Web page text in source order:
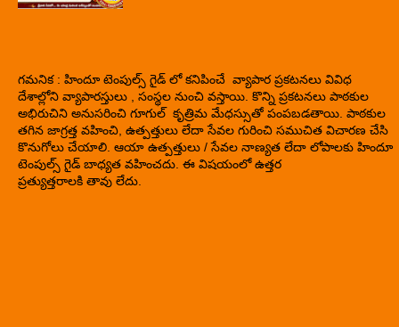
గమనిక : హిందూ టెంపుల్స్ గైడ్ లో కనిపించే వ్యాపార ప్రకటనలు వివిధ
దేశాల్లోని వ్యాపారస్తులు , సంస్థల నుంచి వస్తాయి. కొన్ని ప్రకటనలు పాఠకుల
అభిరుచిని అనుసరించి గూగుల్ కృత్రిమ మేధస్సుతో పంపబడతాయి. పాఠకుల
తగిన జాగ్రత్త వహించి, ఉత్పత్తులు లేదా సేవల గురించి సముచిత విచారణ చేసి
కొనుగోలు చేయాలి. ఆయా ఉత్పత్తులు / సేవల నాణ్యత లేదా లోపాలకు హిందూ
టెంపుల్స్ గైడ్ బాధ్యత వహించదు. ఈ విషయంలో ఉత్తర
ప్రత్యుత్తరాలకి తావు లేదు.